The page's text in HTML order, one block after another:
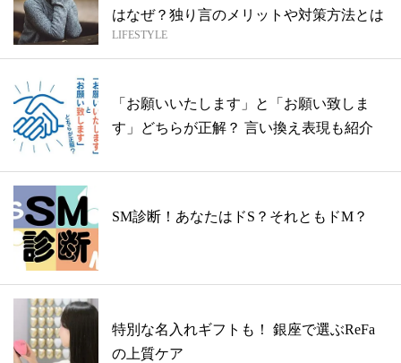
はなぜ？独り言のメリットや対策方法とは
LIFESTYLE
「お願いいたします」と「お願い致しま
す」どちらが正解？ 言い換え表現も紹介
SM診断！あなたはドS？それともドM？
特別な名入れギフトも！ 銀座で選ぶReFa
の上質ケア